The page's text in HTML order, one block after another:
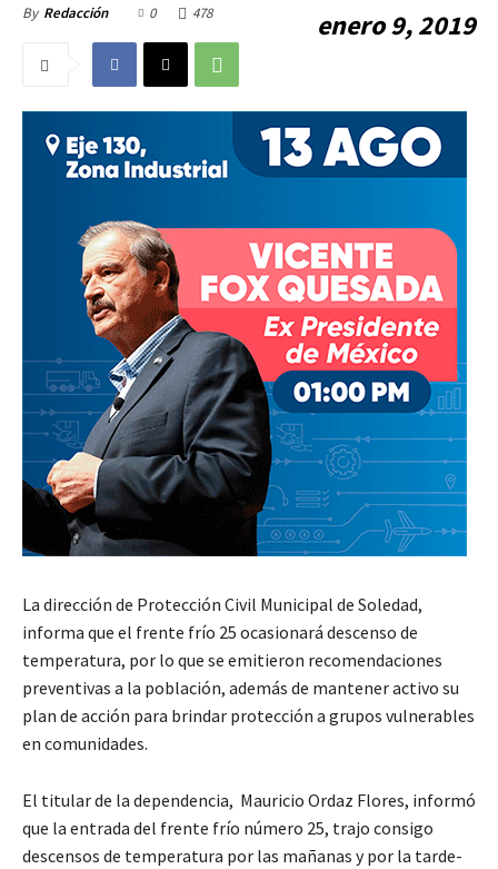
By Redacción enero 9, 2019
0 478
La dirección de Protección Civil Municipal de Soledad,
informa que el frente frío 25 ocasionará descenso de
temperatura, por lo que se emitieron recomendaciones
preventivas a la población, además de mantener activo su
plan de acción para brindar protección a grupos vulnerables
en comunidades.
El titular de la dependencia, Mauricio Ordaz Flores, informó
que la entrada del frente frío número 25, trajo consigo
descensos de temperatura por las mañanas y por la tarde-